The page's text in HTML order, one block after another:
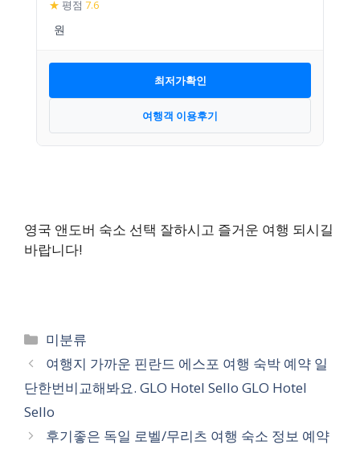
★ 평점 7.6
최저가확인
여행객 이용후기
영국 앤도버 숙소 선택 잘하시고 즐거운 여행 되시길
바랍니다!
카
테
고
리
미분류
여행지 가까운 핀란드 에스포 여행 숙박 예약 일
단한번비교해봐요. GLO Hotel Sello GLO Hotel
Sello
후기좋은 독일 로벨/무리츠 여행 숙소 정보 예약